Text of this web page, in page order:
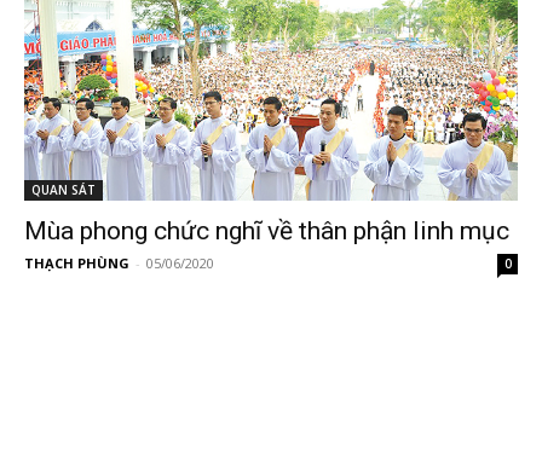
QUAN SÁT
Mùa phong chức nghĩ về thân phận linh mục
THẠCH PHÙNG - 05/06/2020 0